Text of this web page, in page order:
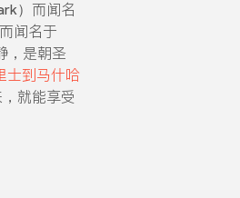
）而闻名
闻名于
，是朝圣
士到马什哈
就能享受